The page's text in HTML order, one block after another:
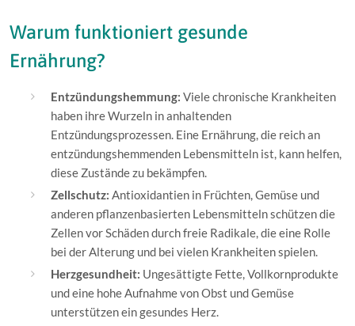
Warum funktioniert gesunde
Ernährung?
Entzündungshemmung: Viele chronische Krankheiten
haben ihre Wurzeln in anhaltenden
Entzündungsprozessen. Eine Ernährung, die reich an
entzündungshemmenden Lebensmitteln ist, kann helfen,
diese Zustände zu bekämpfen.
Zellschutz: Antioxidantien in Früchten, Gemüse und
anderen pflanzenbasierten Lebensmitteln schützen die
Zellen vor Schäden durch freie Radikale, die eine Rolle
bei der Alterung und bei vielen Krankheiten spielen.
Herzgesundheit: Ungesättigte Fette, Vollkornprodukte
und eine hohe Aufnahme von Obst und Gemüse
unterstützen ein gesundes Herz.